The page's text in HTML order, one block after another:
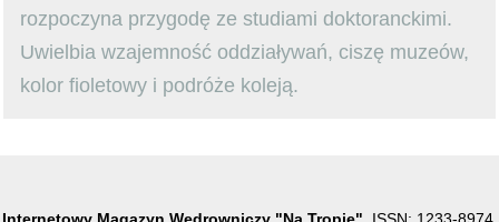
rozpoczyna przygodę ze studiami doktoranckimi.
Uwielbia wzajemność oddziaływań, ciszę muzeów,
kolor fioletowy i podróże koleją.